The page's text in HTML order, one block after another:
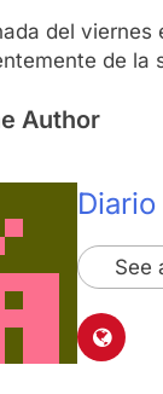
del viernes
de la
Author
Diario
See